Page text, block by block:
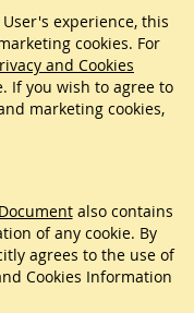
experience, this
cookies. For
and Cookies
If you wish to agree to
marketing cookies,
also contains
of any cookie. By
agrees to the use of
Cookies Information